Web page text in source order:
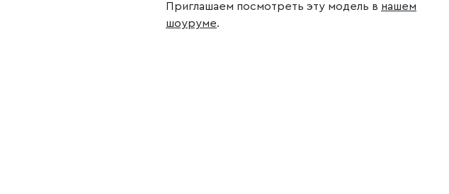
Приглашаем посмотреть эту модель в нашем
шоуруме.